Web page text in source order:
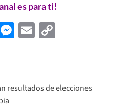
es para ti!
Messenger
EmailCopy
resultados de elecciones